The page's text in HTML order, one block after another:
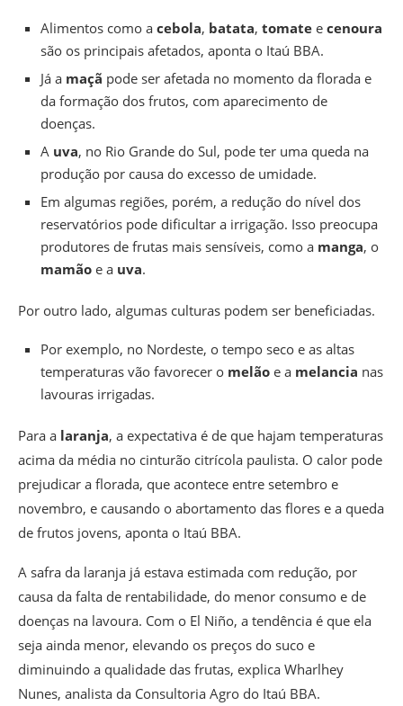
Alimentos como a cebola, batata, tomate e cenoura
são os principais afetados, aponta o Itaú BBA.
Já a maçã pode ser afetada no momento da florada e
da formação dos frutos, com aparecimento de
doenças.
A uva, no Rio Grande do Sul, pode ter uma queda na
produção por causa do excesso de umidade.
Em algumas regiões, porém, a redução do nível dos
reservatórios pode dificultar a irrigação. Isso preocupa
produtores de frutas mais sensíveis, como a manga, o
mamão e a uva.
Por outro lado, algumas culturas podem ser beneficiadas.
Por exemplo, no Nordeste, o tempo seco e as altas
temperaturas vão favorecer o melão e a melancia nas
lavouras irrigadas.
Para a laranja, a expectativa é de que hajam temperaturas
acima da média no cinturão citrícola paulista. O calor pode
prejudicar a florada, que acontece entre setembro e
novembro, e causando o abortamento das flores e a queda
de frutos jovens, aponta o Itaú BBA.
A safra da laranja já estava estimada com redução, por
causa da falta de rentabilidade, do menor consumo e de
doenças na lavoura. Com o El Niño, a tendência é que ela
seja ainda menor, elevando os preços do suco e
diminuindo a qualidade das frutas, explica Wharlhey
Nunes, analista da Consultoria Agro do Itaú BBA.